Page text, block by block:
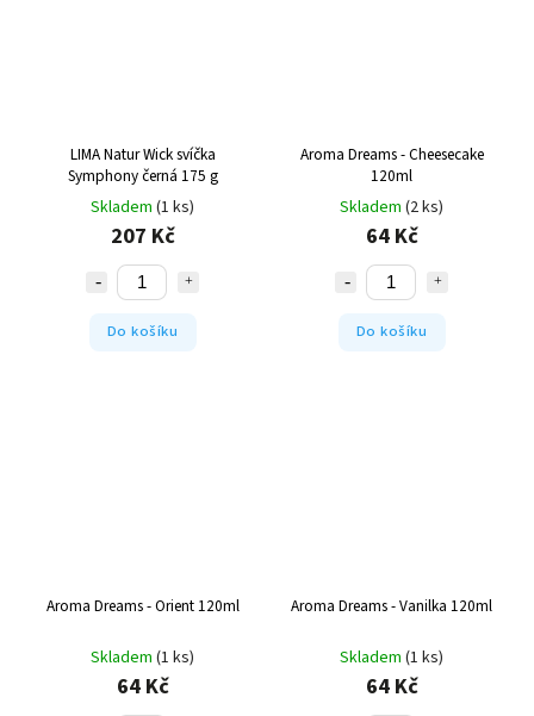
LIMA Natur Wick svíčka
Symphony černá 175 g
Skladem (1 ks)
207 Kč
Do košíku
Aroma Dreams - Cheesecake
120ml
Skladem (2 ks)
64 Kč
Do košíku
Aroma Dreams - Orient 120ml
Skladem (1 ks)
64 Kč
Aroma Dreams - Vanilka 120ml
Skladem (1 ks)
64 Kč